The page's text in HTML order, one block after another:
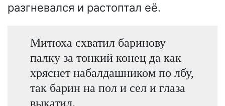
разгневался и растоптал её.
Митюха схватил баринову
палку за тонкий конец да как
хряснет набалдашником по лбу,
так барин на пол и сел и глаза
выкатил.